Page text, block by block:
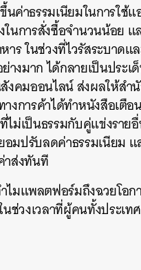
นค่าธรรมเนียมในการใช้
นการสั่งซื้อจำนวนน้อย แ
ารในช่วงที่ไวรัสระบาดแ
างมากได้กลายเป็นประเ
งคมออนไลน์ส่งผลให้สำ
งการค้าได้ทำหนังสือเตือ
ไม่เป็นธรรมกับคู่แข่งราย
มปรับลดค่าธรรมเนียม แ
าส่งทันที
ไมแพลตฟอร์มถึงฉวยโอ
นช่วงเวลาที่ผู้คนทั้งประเ